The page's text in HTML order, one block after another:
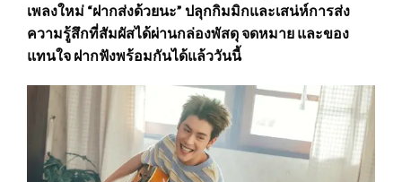
เพลงใหม่ “ฝากส่งด้วยนะ” ปลุกกิมมิกและเสน่ห์การส่ง
ความรู้สึกที่สัมผัสได้ผ่านกล่องพัสดุ จดหมาย และของ
แทนใจ ฝากฟังพร้อมกันได้แล้ววันนี้